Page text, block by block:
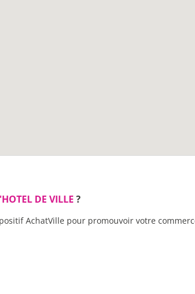
DE VILLE ?
AchatVille pour promouvoir votre